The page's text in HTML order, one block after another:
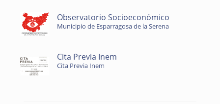
Observatorio Socioeconómico
Municipio de Esparragosa de la Serena
Cita Previa Inem
Cita Previa Inem